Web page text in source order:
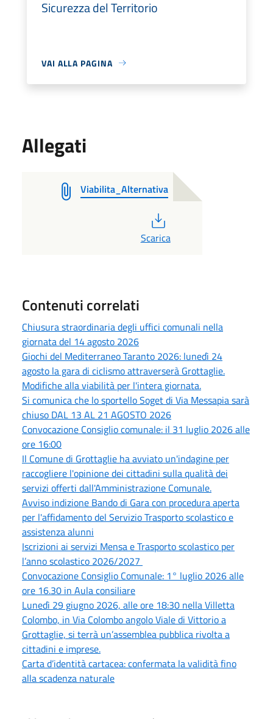
Sicurezza del Territorio
VAI ALLA PAGINA
Allegati
Viabilita_Alternativa
Scarica
Contenuti correlati
Chiusura straordinaria degli uffici comunali nella
giornata del 14 agosto 2026
Giochi del Mediterraneo Taranto 2026: lunedì 24
agosto la gara di ciclismo attraverserà Grottaglie.
Modifiche alla viabilità per l'intera giornata.
Si comunica che lo sportello Soget di Via Messapia sarà
chiuso DAL 13 AL 21 AGOSTO 2026
Convocazione Consiglio comunale: il 31 luglio 2026 alle
ore 16:00
Il Comune di Grottaglie ha avviato un'indagine per
raccogliere l'opinione dei cittadini sulla qualità dei
servizi offerti dall'Amministrazione Comunale.
Avviso indizione Bando di Gara con procedura aperta
per l'affidamento del Servizio Trasporto scolastico e
assistenza alunni
Iscrizioni ai servizi Mensa e Trasporto scolastico per
l’anno scolastico 2026/2027
Convocazione Consiglio Comunale: 1° luglio 2026 alle
ore 16.30 in Aula consiliare
Lunedì 29 giugno 2026, alle ore 18:30 nella Villetta
Colombo, in Via Colombo angolo Viale di Vittorio a
Grottaglie, si terrà un’assemblea pubblica rivolta a
cittadini e imprese.
Carta d’identità cartacea: confermata la validità fino
alla scadenza naturale